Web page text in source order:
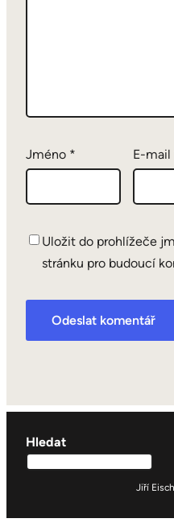
Jméno * E-mail
Uložit do prohlížeče
stránku pro budoucí
Hledat
Jiří